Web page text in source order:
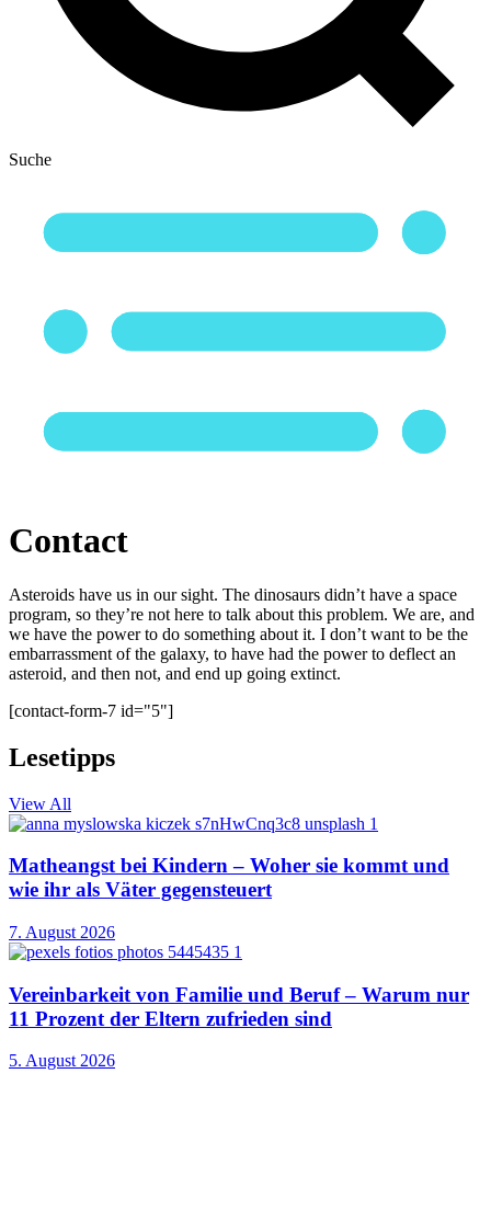
Suche
Contact
Asteroids have us in our sight. The dinosaurs didn’t have a space
program, so they’re not here to talk about this problem. We are, and
we have the power to do something about it. I don’t want to be the
embarrassment of the galaxy, to have had the power to deflect an
asteroid, and then not, and end up going extinct.
[contact-form-7 id="5"]
Lesetipps
View All
Matheangst bei Kindern – Woher sie kommt und
wie ihr als Väter gegensteuert
7. August 2026
Vereinbarkeit von Familie und Beruf – Warum nur
11 Prozent der Eltern zufrieden sind
5. August 2026